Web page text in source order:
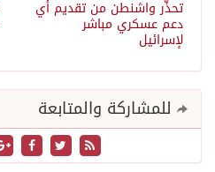
تحذّر واشنطن من تقديم أي
دعم عسكري مباشر
لإسرائيل
للمشاركة والمتابعة